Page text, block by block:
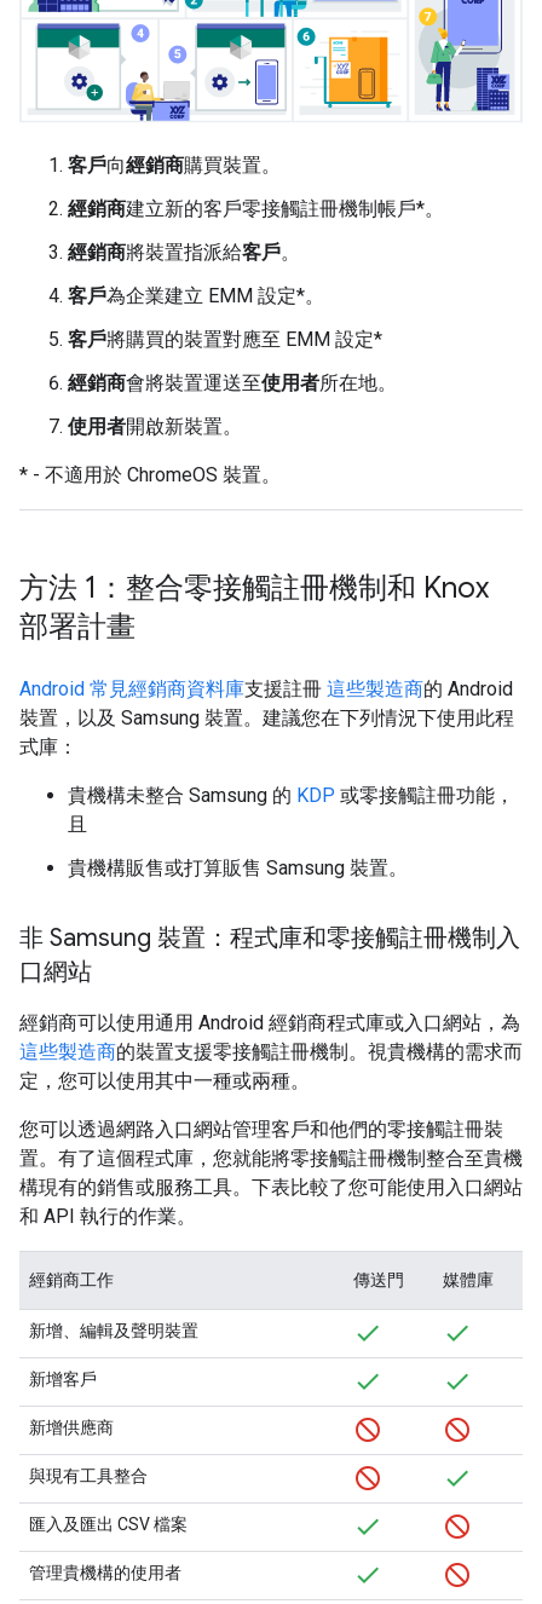
客戶向經銷商購買裝置。
經銷商建立新的客戶零接觸註冊機制帳戶*。
經銷商將裝置指派給客戶。
客戶為企業建立 EMM 設定*。
客戶將購買的裝置對應至 EMM 設定*
經銷商會將裝置運送至使用者所在地。
使用者開啟新裝置。
* - 不適用於 ChromeOS 裝置。
方法 1：整合零接觸註冊機制和 Knox
部署計畫
Android 常見經銷商資料庫支援註冊 這些製造商的 Android
裝置，以及 Samsung 裝置。建議您在下列情況下使用此程
式庫：
貴機構未整合 Samsung 的 KDP 或零接觸註冊功能，
且
貴機構販售或打算販售 Samsung 裝置。
非 Samsung 裝置：程式庫和零接觸註冊機制入
口網站
經銷商可以使用通用 Android 經銷商程式庫或入口網站，為
這些製造商的裝置支援零接觸註冊機制。視貴機構的需求而
定，您可以使用其中一種或兩種。
您可以透過網路入口網站管理客戶和他們的零接觸註冊裝
置。有了這個程式庫，您就能將零接觸註冊機制整合至貴機
構現有的銷售或服務工具。下表比較了您可能使用入口網站
和 API 執行的作業。
經銷商工作 傳送門 媒體庫
新增、編輯及聲明裝置
新增客戶
新增供應商
與現有工具整合
匯入及匯出 CSV 檔案
管理貴機構的使用者